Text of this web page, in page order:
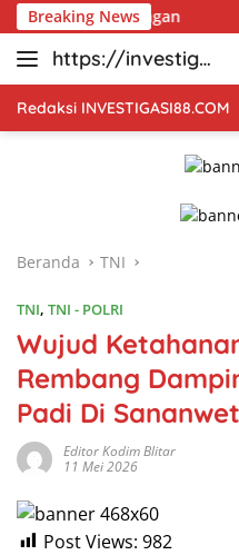
Langsung
ke
konten
Breaking News
Pangan Pemerhati
https://investiga
si88.com
Redaksi INVESTIGASI88.COM
Beranda TNI
TNI, TNI - POLRI
Wujud
Rembang
Padi Di
Editor Kodim Blitar
11 Mei 2026
Post Views: 982